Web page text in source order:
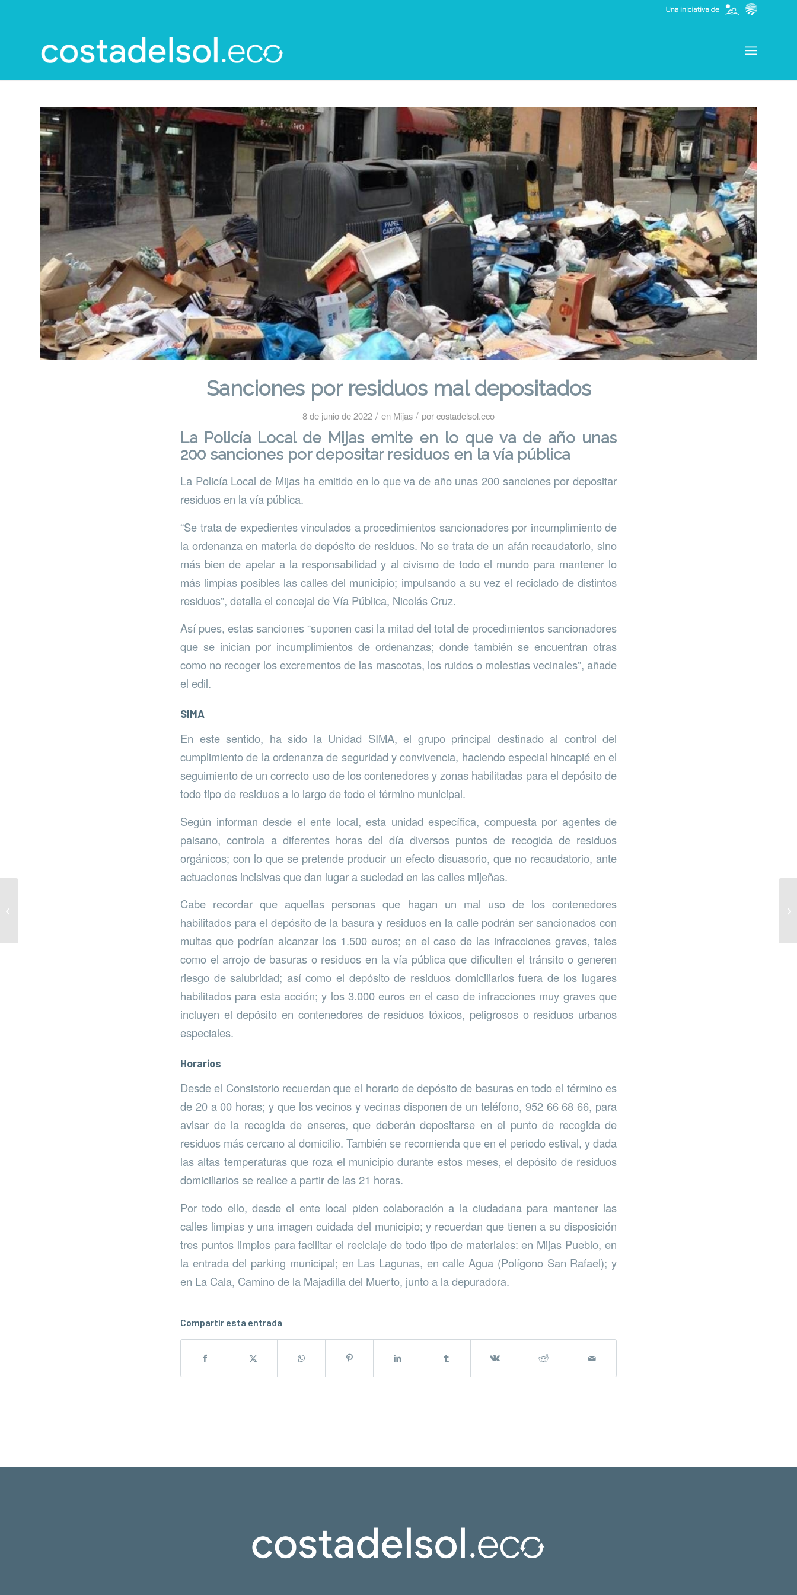
Sanciones por residuos mal depositados
8 de junio de 2022 / en Mijas / porcostadelsol.eco
La Policía Local de Mijas emite en lo que va de año unas
200 sanciones por depositar residuos en la vía pública
La Policía Local de Mijas ha emitido en lo que va de año unas 200 sanciones por depositar
residuos en la vía pública.
“Se trata de expedientes vinculados a procedimientos sancionadores por incumplimiento de
la ordenanza en materia de depósito de residuos. No se trata de un afán recaudatorio, sino
más bien de apelar a la responsabilidad y al civismo de todo el mundo para mantener lo
más limpias posibles las calles del municipio; impulsando a su vez el reciclado de distintos
residuos”, detalla el concejal de Vía Pública, Nicolás Cruz.
Así pues, estas sanciones “suponen casi la mitad del total de procedimientos sancionadores
que se inician por incumplimientos de ordenanzas; donde también se encuentran otras
como no recoger los excrementos de las mascotas, los ruidos o molestias vecinales”, añade
el edil.
SIMA
En este sentido, ha sido la Unidad SIMA, el grupo principal destinado al control del
cumplimiento de la ordenanza de seguridad y convivencia, haciendo especial hincapié en el
seguimiento de un correcto uso de los contenedores y zonas habilitadas para el depósito de
todo tipo de residuos a lo largo de todo el término municipal.
Según informan desde el ente local, esta unidad específica, compuesta por agentes de
paisano, controla a diferentes horas del día diversos puntos de recogida de residuos
orgánicos; con lo que se pretende producir un efecto disuasorio, que no recaudatorio, ante
actuaciones incisivas que dan lugar a suciedad en las calles mijeñas.
Cabe recordar que aquellas personas que hagan un mal uso de los contenedores
habilitados para el depósito de la basura y residuos en la calle podrán ser sancionados con
multas que podrían alcanzar los 1.500 euros; en el caso de las infracciones graves, tales
como el arrojo de basuras o residuos en la vía pública que dificulten el tránsito o generen
riesgo de salubridad; así como el depósito de residuos domiciliarios fuera de los lugares
habilitados para esta acción; y los 3.000 euros en el caso de infracciones muy graves que
incluyen el depósito en contenedores de residuos tóxicos, peligrosos o residuos urbanos
especiales.
Horarios
Desde el Consistorio recuerdan que el horario de depósito de basuras en todo el término es
de 20 a 00 horas; y que los vecinos y vecinas disponen de un teléfono, 952 66 68 66, para
avisar de la recogida de enseres, que deberán depositarse en el punto de recogida de
residuos más cercano al domicilio. También se recomienda que en el periodo estival, y dada
las altas temperaturas que roza el municipio durante estos meses, el depósito de residuos
domiciliarios se realice a partir de las 21 horas.
Por todo ello, desde el ente local piden colaboración a la ciudadana para mantener las
calles limpias y una imagen cuidada del municipio; y recuerdan que tienen a su disposición
tres puntos limpios para facilitar el reciclaje de todo tipo de materiales: en Mijas Pueblo, en
la entrada del parking municipal; en Las Lagunas, en calle Agua (Polígono San Rafael); y
en La Cala, Camino de la Majadilla del Muerto, junto a la depuradora.
Compartir esta entrada